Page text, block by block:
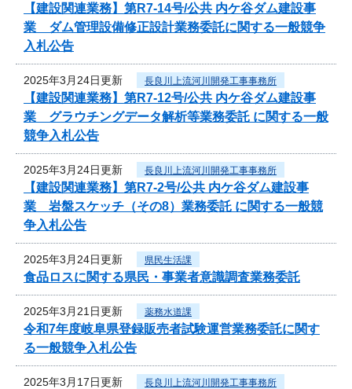
【建設関連業務】第R7-14号/公共 内ケ谷ダム建設事
業 ダム管理設備修正設計業務委託に関する一般競争
入札公告
2025年3月24日更新 長良川上流河川開発工事事務所
【建設関連業務】第R7-12号/公共 内ケ谷ダム建設事
業 グラウチングデータ解析等業務委託 に関する一般
競争入札公告
2025年3月24日更新 長良川上流河川開発工事事務所
【建設関連業務】第R7-2号/公共 内ケ谷ダム建設事
業 岩盤スケッチ（その8）業務委託 に関する一般競
争入札公告
2025年3月24日更新 県民生活課
食品ロスに関する県民・事業者意識調査業務委託
2025年3月21日更新 薬務水道課
令和7年度岐阜県登録販売者試験運営業務委託に関す
る一般競争入札公告
2025年3月17日更新 長良川上流河川開発工事事務所